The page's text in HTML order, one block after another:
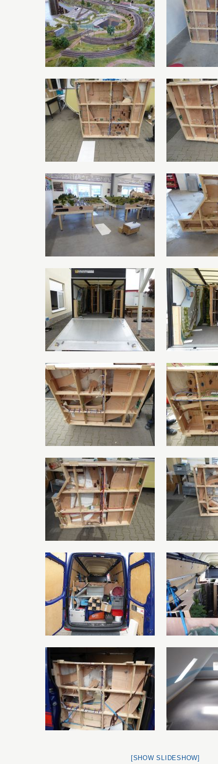
[SHOW SLIDESHOW]